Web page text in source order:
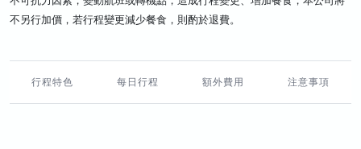
不另行加價，若行程變更減少餐食，則酌於退費。
行程特色 每日行程 額外費用 注意事項